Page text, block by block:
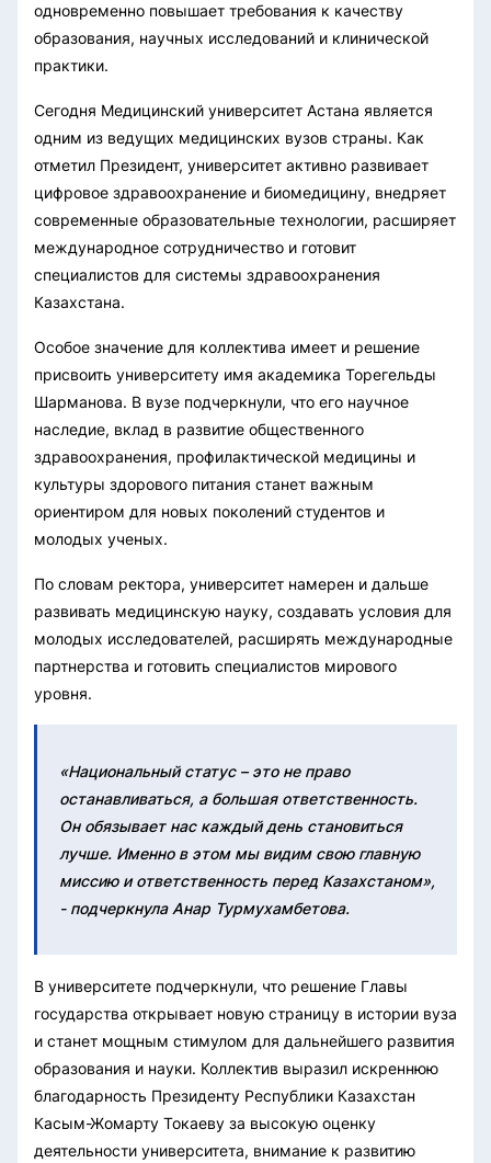
одновременно повышает требования к качеству
образования, научных исследований и клинической
практики.
Сегодня Медицинский университет Астана является
одним из ведущих медицинских вузов страны. Как
отметил Президент, университет активно развивает
цифровое здравоохранение и биомедицину, внедряет
современные образовательные технологии, расширяет
международное сотрудничество и готовит
специалистов для системы здравоохранения
Казахстана.
Особое значение для коллектива имеет и решение
присвоить университету имя академика Торегельды
Шарманова. В вузе подчеркнули, что его научное
наследие, вклад в развитие общественного
здравоохранения, профилактической медицины и
культуры здорового питания станет важным
ориентиром для новых поколений студентов и
молодых ученых.
По словам ректора, университет намерен и дальше
развивать медицинскую науку, создавать условия для
молодых исследователей, расширять международные
партнерства и готовить специалистов мирового
уровня.
«Национальный статус – это не право
останавливаться, а большая ответственность.
Он обязывает нас каждый день становиться
лучше. Именно в этом мы видим свою главную
миссию и ответственность перед Казахстаном»,
- подчеркнула Анар Турмухамбетова.
В университете подчеркнули, что решение Главы
государства открывает новую страницу в истории вуза
и станет мощным стимулом для дальнейшего развития
образования и науки. Коллектив выразил искреннюю
благодарность Президенту Республики Казахстан
Касым-Жомарту Токаеву за высокую оценку
деятельности университета, внимание к развитию